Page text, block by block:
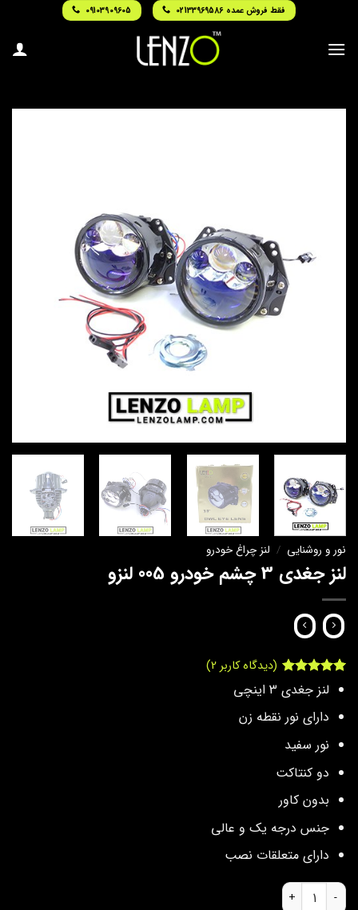
content
فقط فروش عمده 02133969586 09103909605
نور و روشنایی / لنز چراغ خودرو
لنز جغدی 3 چشم خودرو 005 لنزو
امتیاز
از
مشتری
(دیدگاه کاربر2
)
لنز جغدی 3 اینچی
دارای نور نقطه زن
نور سفید
دو کنتاکت
بدون کاور
جنس درجه یک و عالی
دارای متعلقات نصب
لنز جغدی 3 چشم خودرو 005 لنزو عدد